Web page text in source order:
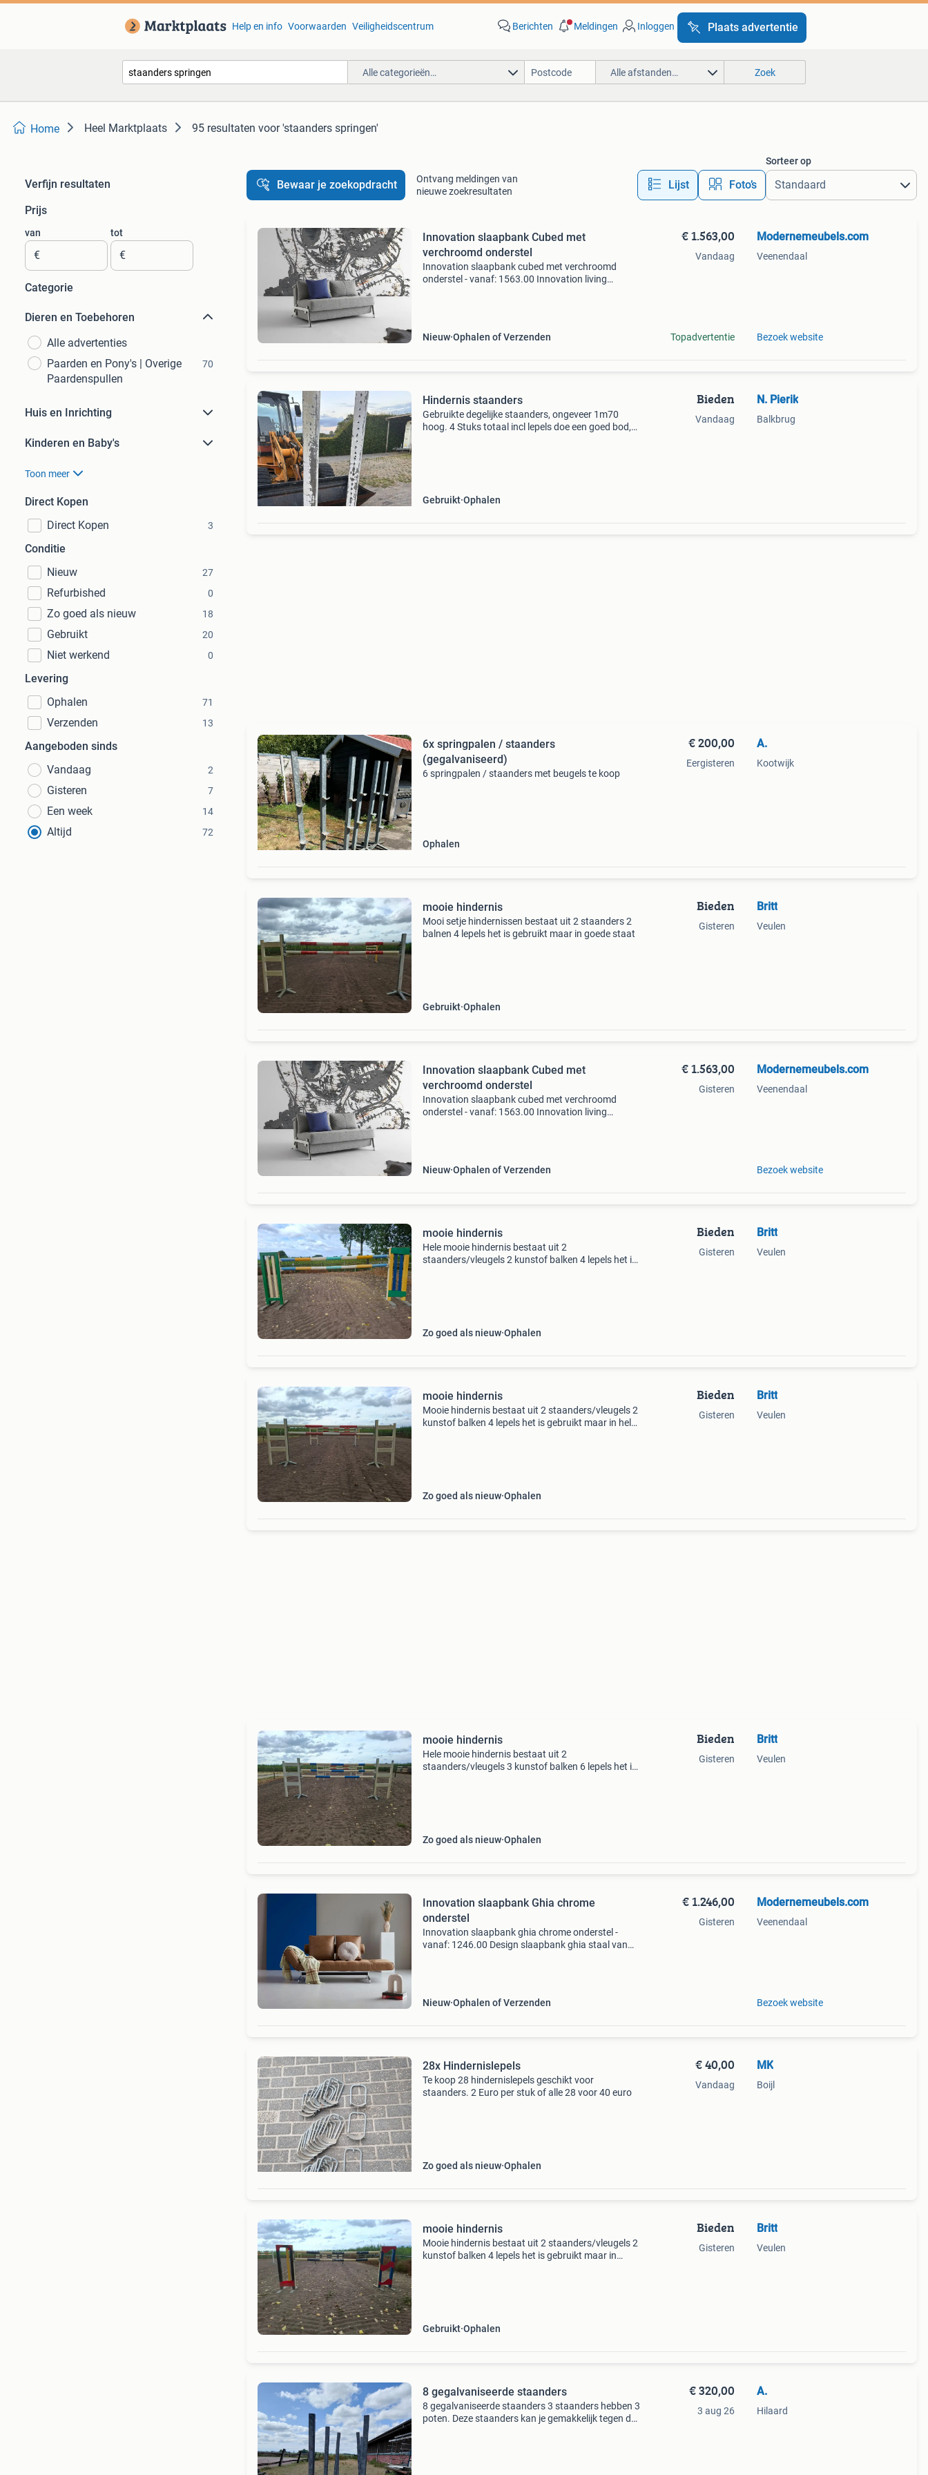
Help en info Voorwaarden Veiligheidscentrum Berichten Meldingen Inloggen Plaats advertentie
Alle categorieën… Alle afstanden… Zoek
Home Heel Marktplaats 95 resultaten voor 'staanders springen'
Verfijn resultaten
Prijs
van
€
tot
€
Categorie
Dieren en Toebehoren
Alle advertenties
Paarden en Pony's | Overige
Paardenspullen
70
Huis en Inrichting
Kinderen en Baby's
Toon meer
Direct Kopen
Direct Kopen
3
Conditie
Nieuw
27
Refurbished 0
Zo goed als nieuw 18
Gebruikt 20
Niet werkend 0
Levering
Ophalen
71
Verzenden 13
Aangeboden sinds
Vandaag
2
Gisteren 7
Een week 14
Altijd 72
Bewaar je zoekopdracht
Ontvang meldingen van
nieuwe zoekresultaten
Lijst Foto’s
Sorteer op
Innovation slaapbank Cubed met
verchroomd onderstel
Innovation slaapbank cubed met verchroomd
onderstel - vanaf: 1563.00 Innovation living
Nieuw Ophalen of Verzenden
€ 1.563,00
Vandaag
Topadvertentie
Modernemeubels.com
Veenendaal
Bezoek website
Hindernis staanders
Gebruikte degelijke staanders, ongeveer 1m70
hoog. 4 Stuks totaal incl lepels doe een goed bod,
Gebruikt Ophalen
Bieden
Vandaag
N. Pierik
Balkbrug
6x springpalen / staanders
(gegalvaniseerd)
6 springpalen / staanders met beugels te koop
Ophalen
€ 200,00
Eergisteren
A.
Kootwijk
mooie hindernis
Mooi setje hindernissen bestaat uit 2 staanders 2
balnen 4 lepels het is gebruikt maar in goede staat
Gebruikt Ophalen
Bieden
Gisteren
Britt
Veulen
Innovation slaapbank Cubed met
verchroomd onderstel
Innovation slaapbank cubed met verchroomd
onderstel - vanaf: 1563.00 Innovation living
Nieuw Ophalen of Verzenden
€ 1.563,00
Gisteren
Modernemeubels.com
Veenendaal
Bezoek website
mooie hindernis
Hele mooie hindernis bestaat uit 2
staanders/vleugels 2 kunstof balken 4 lepels het is
Zo goed als nieuw Ophalen
Bieden
Gisteren
Britt
Veulen
mooie hindernis
Mooie hindernis bestaat uit 2 staanders/vleugels 2
kunstof balken 4 lepels het is gebruikt maar in hele
Zo goed als nieuw Ophalen
Bieden
Gisteren
Britt
Veulen
mooie hindernis
Hele mooie hindernis bestaat uit 2
staanders/vleugels 3 kunstof balken 6 lepels het is
Zo goed als nieuw Ophalen
Bieden
Gisteren
Britt
Veulen
Innovation slaapbank Ghia chrome
onderstel
Innovation slaapbank ghia chrome onderstel -
vanaf: 1246.00 Design slaapbank ghia staal van
Nieuw Ophalen of Verzenden
€ 1.246,00
Gisteren
Modernemeubels.com
Veenendaal
Bezoek website
28x Hindernislepels
Te koop 28 hindernislepels geschikt voor
staanders. 2 Euro per stuk of alle 28 voor 40 euro
Zo goed als nieuw Ophalen
€ 40,00
Vandaag
MK
Boijl
mooie hindernis
Mooie hindernis bestaat uit 2 staanders/vleugels 2
kunstof balken 4 lepels het is gebruikt maar in
Gebruikt Ophalen
Bieden
Gisteren
Britt
Veulen
8 gegalvaniseerde staanders
8 gegalvaniseerde staanders 3 staanders hebben 3
poten. Deze staanders kan je gemakkelijk tegen de
€ 320,00
3 aug 26
A.
Hilaard